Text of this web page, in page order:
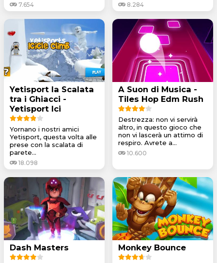
7.654 8.284
Yetisport la Scalata
tra i Ghiacci -
Yetisport Ici
Yornano i nostri amici
Yetisport, questa volta alle
prese con la scalata di
parete...
18.098
A Suon di Musica -
Tiles Hop Edm Rush
Destrezza: non vi servirà
altro, in questo gioco che
non vi lascerà un attimo di
respiro. Avrete a...
10.600
Dash Masters Monkey Bounce